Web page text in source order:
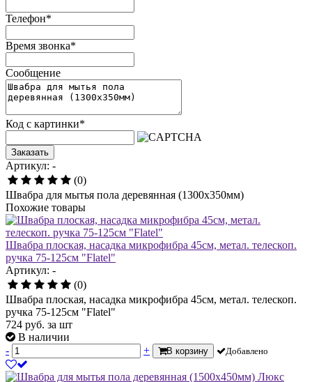
Телефон*
Время звонка*
Сообщение
Код с картинки*
Заказать
Артикул: -
(0)
Швабра для мытья пола деревянная (1300х350мм)
Похожие товары
Швабра плоская, насадка микрофибра 45см, метал. телескоп.
ручка 75-125см "Flatel"
Артикул: -
(0)
Швабра плоская, насадка микрофибра 45см, метал. телескоп.
ручка 75-125см "Flatel"
724 руб. за шт
В наличии
-
+ В корзину Добавлено